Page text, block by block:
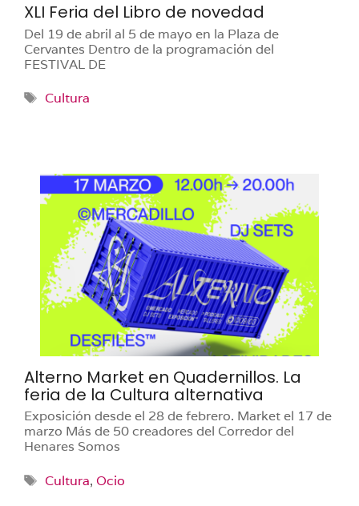
XLI Feria del Libro de novedad
Del 19 de abril al 5 de mayo en la Plaza de
Cervantes Dentro de la programación del
FESTIVAL DE
Etiquetas
Cultura
Alterno Market en Quadernillos. La
feria de la Cultura alternativa
Exposición desde el 28 de febrero. Market el 17 de
marzo Más de 50 creadores del Corredor del
Henares Somos
Etiquetas
Cultura, Ocio